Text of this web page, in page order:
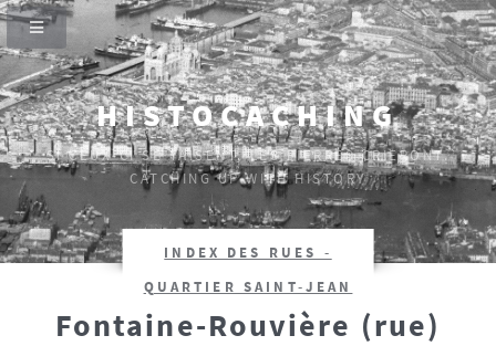
HISTOCACHING
SI CEUX-CI SE TAISENT, LES PIERRES CRIERONT.
CATCHING UP WITH HISTORY
INDEX DES RUES -
QUARTIER SAINT-JEAN
Fontaine-Rouvière (rue)